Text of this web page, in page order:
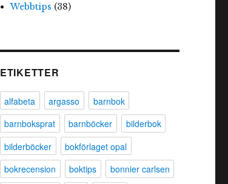
Webbtips (38)
ETIKETTER
alfabeta argasso
barnbok
barnboksprat
barnböcker
bilderbok
bilderböcker
bokförlaget opal
bokrecension
boktips
bonnier carlsen